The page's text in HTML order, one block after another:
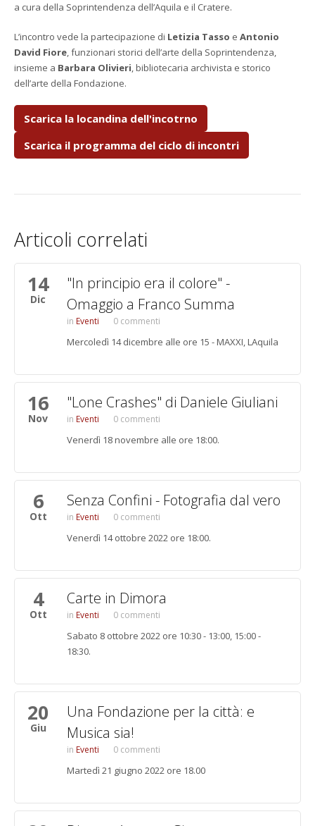
a cura della Soprintendenza dell’Aquila e il Cratere.
L’incontro vede la partecipazione di Letizia Tasso e Antonio
David Fiore, funzionari storici dell’arte della Soprintendenza,
insieme a Barbara Olivieri, bibliotecaria archivista e storico
dell’arte della Fondazione.
Scarica la locandina dell'incotrno
Scarica il programma del ciclo di incontri
Articoli correlati
14
Dic
"In principio era il colore" -
Omaggio a Franco Summa
Eventi 0 commenti
Mercoledì 14 dicembre alle ore 15 - MAXXI, LAquila
16
Nov
"Lone Crashes" di Daniele Giuliani
Eventi 0 commenti
Venerdì 18 novembre alle ore 18:00.
6
Ott
Senza Confini - Fotografia dal vero
Eventi 0 commenti
Venerdì 14 ottobre 2022 ore 18:00.
4
Ott
Carte in Dimora
Eventi 0 commenti
Sabato 8 ottobre 2022 ore 10:30 - 13:00, 15:00 -
18:30.
20
Giu
Una Fondazione per la città: e
Musica sia!
Eventi 0 commenti
Martedì 21 giugno 2022 ore 18.00
Pagine